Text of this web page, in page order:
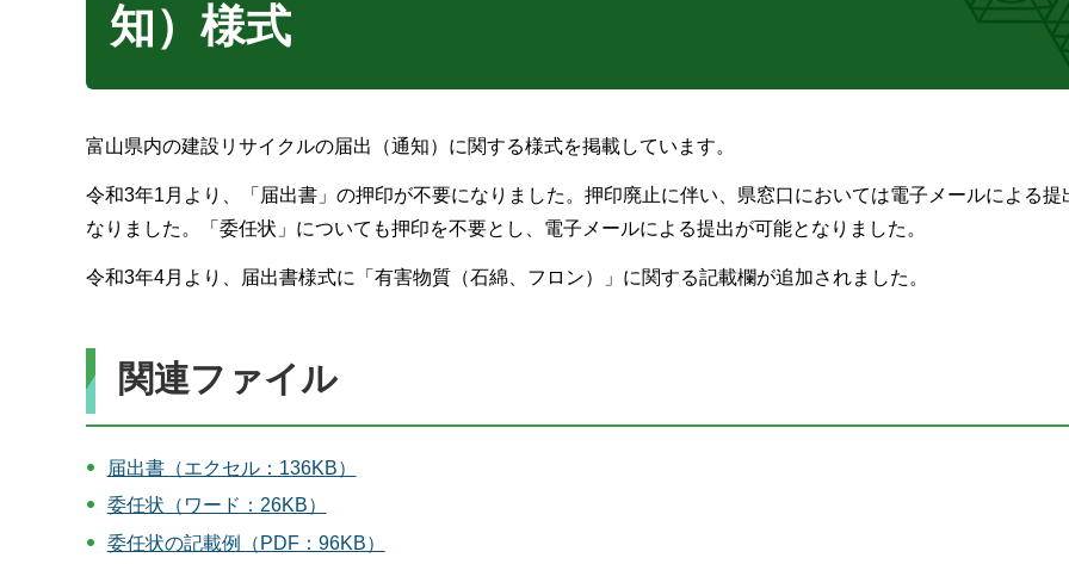
知）様式
富山県内の建設リサイクルの届出（通知）に関する様式を掲載しています。
令和3年1月より、「届出書」の押印が不要になりました。押印廃止に伴い、県窓口においては電子メールによる提
なりました。「委任状」についても押印を不要とし、電子メールによる提出が可能となりました。
令和3年4月より、届出書様式に「有害物質（石綿、フロン）」に関する記載欄が追加されました。
関連ファイル
届出書（エクセル：136KB）
委任状（ワード：26KB）
委任状の記載例（PDF：96KB）